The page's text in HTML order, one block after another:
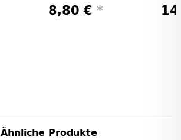
8,80 € *
Ähnliche Produkte